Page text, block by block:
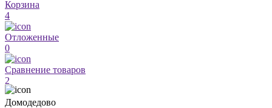
Корзина
4
Отложенные
0
Сравнение товаров
2
Домодедово